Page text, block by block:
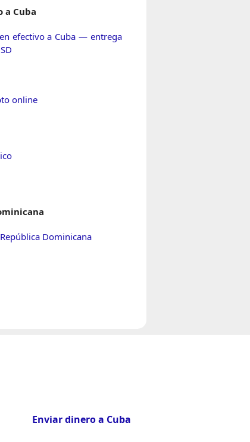
a Cuba
efectivo a Cuba — entrega a
online
Dominicana
Enviar dinero a Cuba